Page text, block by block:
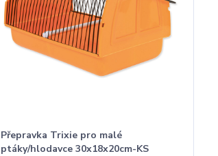
Přepravka Trixie pro malé
ptáky/hlodavce 30x18x20cm-KS